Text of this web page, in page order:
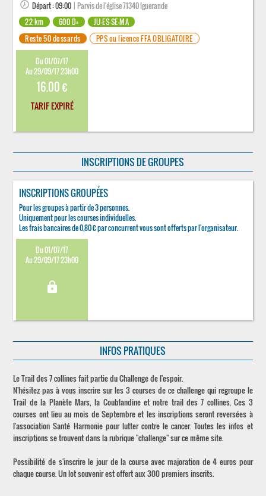
Départ : 09:00 | Parvis de l'église 71340 Iguerande
22 km
600 D+
JU-ES-SE-MA
Reste 50 dossards
PPS ou licence FFA OBLIGATOIRE
Du 01/07/17
Au 29/09/17 23h00
16.00 €
TARIF EXPIRÉ
INSCRIPTIONS DE GROUPES
INSCRIPTIONS GROUPÉES
Pour les groupes à partir de 3 personnes.
Uniquement pour les courses individuelles.
Les frais bancaires de 0,80 € par concurrent vous sont offerts par l'organisateur.
Du 01/07/17
Au 29/09/17 23h00
lock
INFOS PRATIQUES
Le Trail des 7 collines fait partie du Challenge de l'espoir.
N'hésitez pas à vous inscrire sur les 3 courses de ce challenge qui regroupe le
Trail de la Planète Mars, la Coublandine et notre trail des 7 collines. Ces 3
courses ont lieu au mois de Septembre et les inscriptions seront reversées à
l'association Santé Harmonie pour lutter contre le cancer. Toutes les infos et
inscriptions se trouvent dans la rubrique "challenge" sur ce même site.
Possibilité de s'inscrire le jour de la course avec majoration de 4 euros pour
chaque course. Un lot souvenir est offert aux 300 premiers inscrits.